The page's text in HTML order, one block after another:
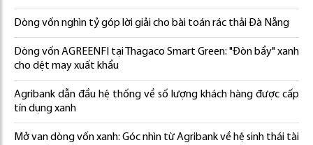
Dòng vốn nghìn tỷ góp lời giải cho bài toán rác thải Đà Nẵng
Dòng vốn AGREENFI tại Thagaco Smart Green: "Đòn bẩy" xanh
cho dệt may xuất khẩu
Agribank dẫn đầu hệ thống về số lượng khách hàng được cấp
tín dụng xanh
Mở van dòng vốn xanh: Góc nhìn từ Agribank về hệ sinh thái tài